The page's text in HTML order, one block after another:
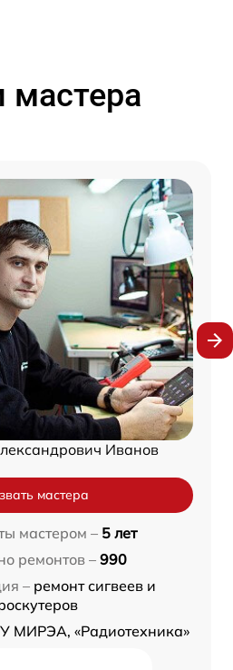
Иванов
мастера
мастером – 5 лет
ремонтов – 990
– ремонт сигвеев и
МИРЭА, «Радиотехника»